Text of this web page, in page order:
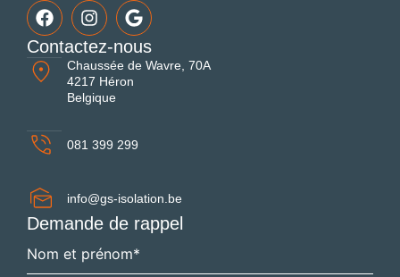
Contactez-nous
Chaussée de Wavre, 70A
4217 Héron
Belgique
081 399 299
info@gs-isolation.be
Demande de rappel